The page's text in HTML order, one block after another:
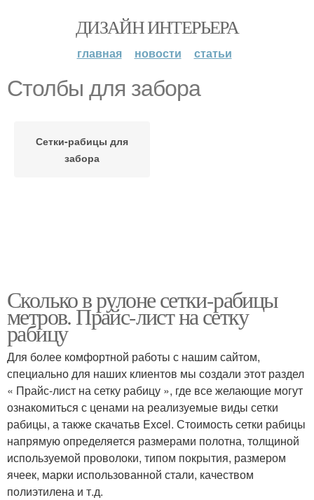
ДИЗАЙН ИНТЕРЬЕРА
главная новости статьи
Столбы для забора
Сетки-рабицы для
забора
Сколько в рулоне сетки-рабицы
метров. Прайс-лист на сетку
рабицу
Для более комфортной работы с нашим сайтом,
специально для наших клиентов мы создали этот раздел
« Прайс-лист на сетку рабицу », где все желающие могут
ознакомиться с ценами на реализуемые виды сетки
рабицы, а также скачатьв Excel. Стоимость сетки рабицы
напрямую определяется размерами полотна, толщиной
используемой проволоки, типом покрытия, размером
ячеек, марки использованной стали, качеством
полиэтилена и т.д.